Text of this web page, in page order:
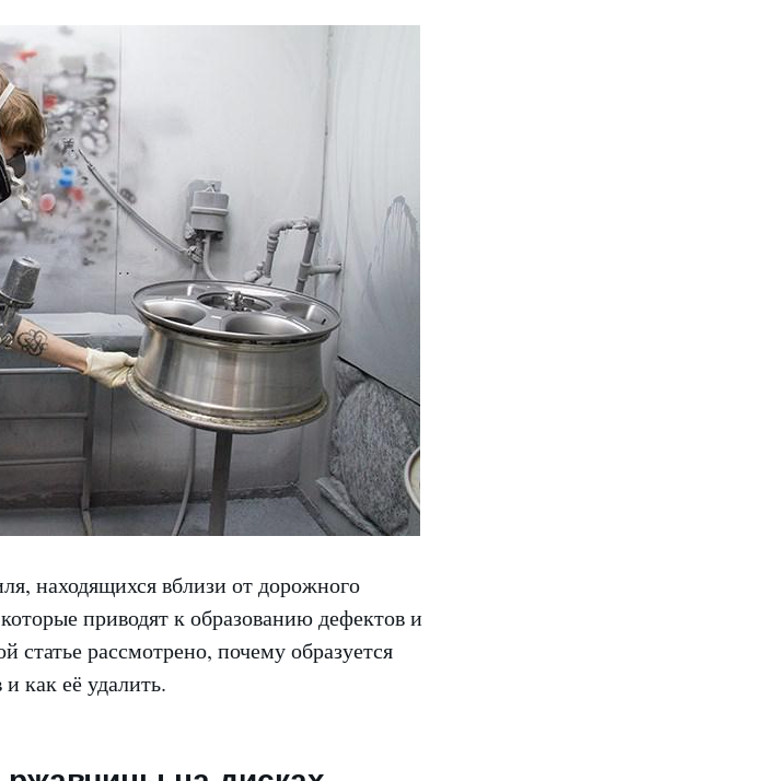
находящихся вблизи от дорожного
приводят к образованию дефектов и
рассмотрено, почему образуется
как её удалить.